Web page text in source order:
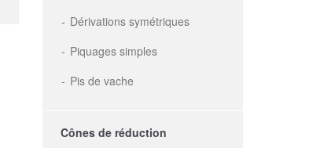
Dérivations symétriques
Piquages simples
Pis de vache
Cônes de réduction